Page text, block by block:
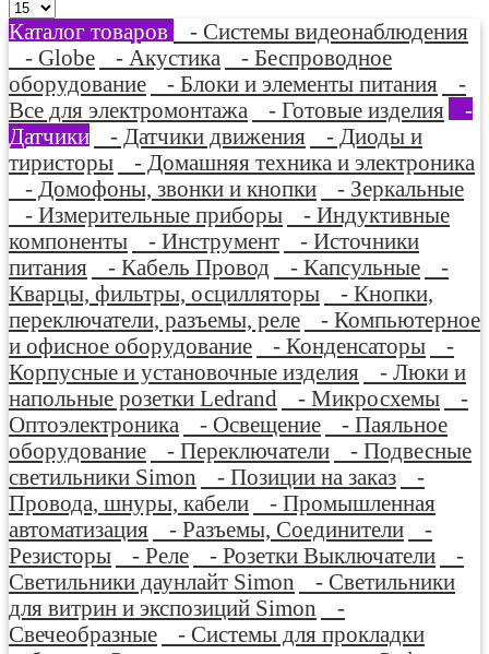
Каталог товаров
- Системы видеонаблюдения
- Globe
- Акустика
- Беспроводное
оборудование
- Блоки и элементы питания
-
Все для электромонтажа
- Готовые изделия
-
Датчики
- Датчики движения
- Диоды и
тиристоры
- Домашняя техника и электроника
- Домофоны, звонки и кнопки
- Зеркальные
- Измерительные приборы
- Индуктивные
компоненты
- Инструмент
- Источники
питания
- Кабель Провод - Капсульные
-
Кварцы, фильтры, осцилляторы
- Кнопки,
переключатели, разъемы, реле
- Компьютерное
и офисное оборудование
- Конденсаторы
-
Корпусные и установочные изделия
- Люки и
напольные розетки Ledrand
- Микросхемы
-
Оптоэлектроника
- Освещение
- Паяльное
оборудование
- Переключатели
- Подвесные
светильники Simon
- Позиции на заказ
-
Провода, шнуры, кабели
- Промышленная
автоматизация
- Разъемы, Соединители
-
Резисторы
- Реле - Розетки Выключатели
-
Светильники даунлайт Simon
- Светильники
для витрин и экспозиций Simon
-
Свечеобразные
- Системы для прокладки